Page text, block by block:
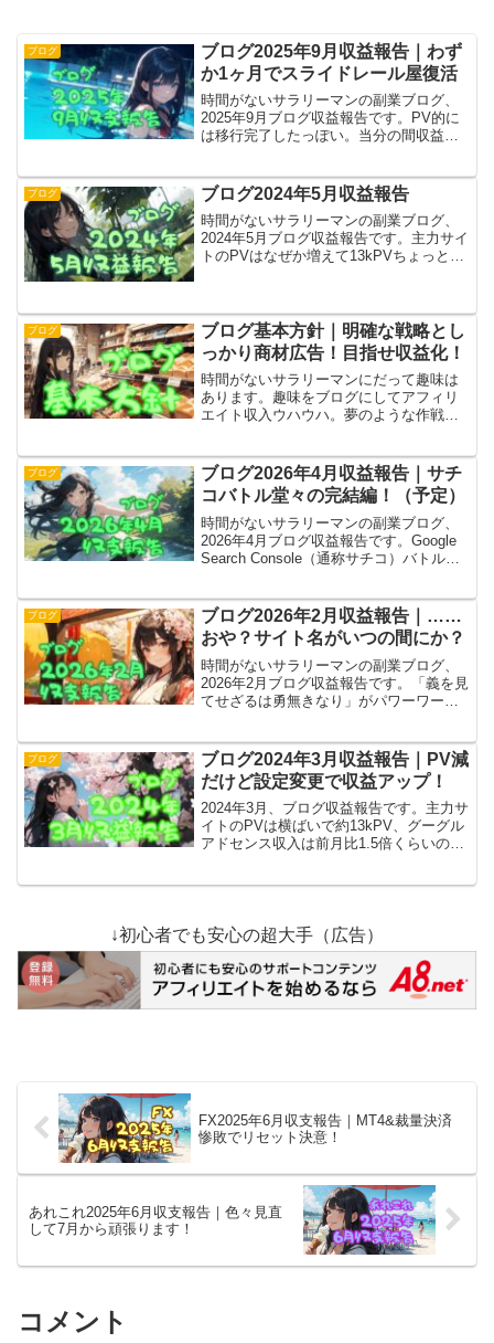
ブログ
ブログ2025年9月収益報告｜わず
か1ヶ月でスライドレール屋復活
時間がないサラリーマンの副業ブログ、
2025年9月ブログ収益報告です。PV的に
は移行完了したっぽい。当分の間収益ゼ
かの役に立つを書くだけだ！……これが
難しいんだけどね。
ブログ ブログ2024年5月収益報告
時間がないサラリーマンの副業ブログ、
2024年5月ブログ収益報告です。主力サイ
トのPVはなぜか増えて13kPVちょっと。
ブログ
ブログ基本方針｜明確な戦略とし
っかり商材広告！目指せ収益化！
時間がないサラリーマンにだって趣味は
あります。趣味をブログにしてアフィリ
エイト収入ウハウハ。夢のような作戦で
材広告をしっかり確認する作戦で今度こ
そ、目指せ収益化！
ブログ
ブログ2026年4月収益報告｜サチ
コバトル堂々の完結編！（予定）
時間がないサラリーマンの副業ブログ、
2026年4月ブログ収益報告です。Google
Search Console（通称サチコ）バトル完
ブログ
ブログ2026年2月収益報告｜……
おや？サイト名がいつの間にか？
時間がないサラリーマンの副業ブログ、
2026年2月ブログ収益報告です。「義を見
てせざるは勇無きなり」がパワーワード
です。今日からこのサイトは「リヲミ
テ！」になりました。
ブログ
ブログ2024年3月収益報告｜PV減
だけど設定変更で収益アップ！
2024年3月、ブログ収益報告です。主力サ
イトのPVは横ばいで約13kPV、グーグル
アドセンス収入は前月比1.5倍くらいの
↓初心者でも安心の超大手（広告）
FX2025年6月収支報告｜MT4&裁量決済
惨敗でリセット決意！
あれこれ2025年6月収支報告｜色々見直
して7月から頑張ります！
コメント